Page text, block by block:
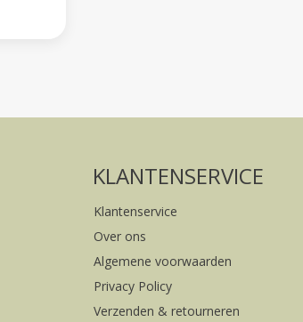
KLANTENSERVICE
Klantenservice
Over ons
Algemene voorwaarden
Privacy Policy
Verzenden & retourneren